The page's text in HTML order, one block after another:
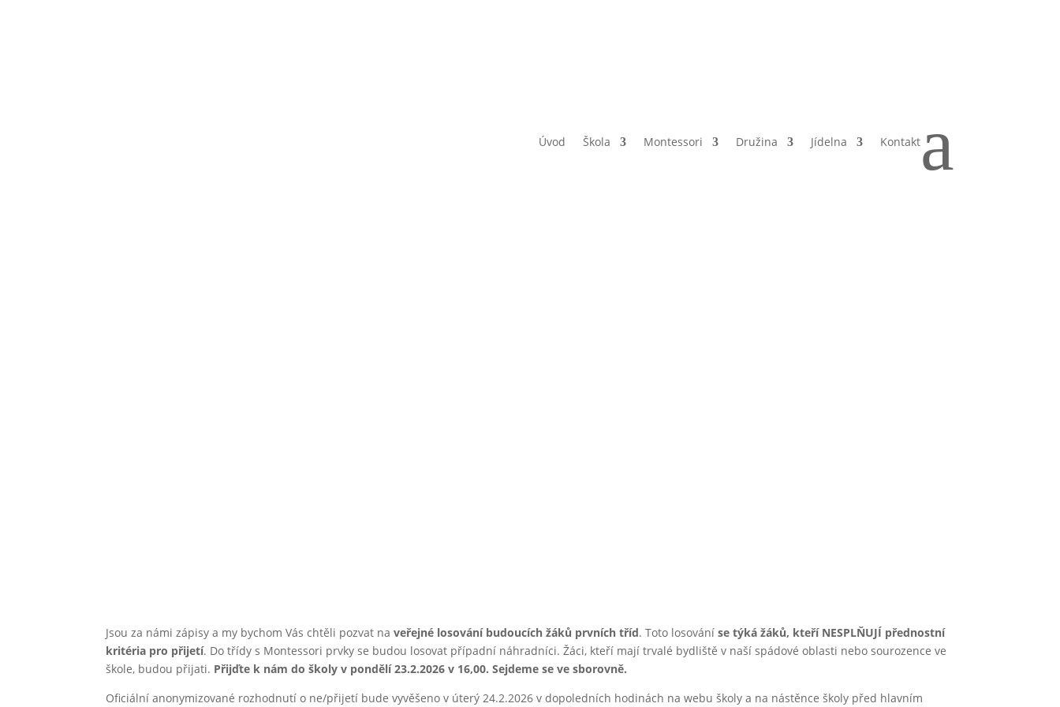
Úvod Škola Montessori Družina Jídelna Kontakta
Jsou za námi zápisy a my bychom Vás chtěli pozvat naveřejné losování budoucích žáků prvních tříd. Toto losováníse týká žáků, kteří NESPLŇUJÍ přednostní
kritéria pro přijetí. Do třídy s Montessori prvky se budou losovat případní náhradníci. Žáci, kteří mají trvalé bydliště v naší spádové oblasti nebo sourozence ve
škole, budou přijati. Přijďte k nám do školy v pondělí 23.2.2026 v 16,00. Sejdeme se ve sborovně.
Oficiální anonymizované rozhodnutí o ne/přijetí bude vyvěšeno v úterý 24.2.2026 v dopoledních hodinách na webu školy a na nástěnce školy před hlavním